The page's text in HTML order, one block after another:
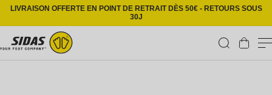
Ignorer et passer au contenu
LIVRAISON OFFERTE EN POINT DE RETRAIT DÈS 50€ - RETOURS SOUS
30J
Panier